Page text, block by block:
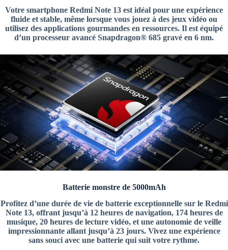
Votre smartphone Redmi Note 13 est idéal pour une expérience
fluide et stable, même lorsque vous jouez à des jeux vidéo ou
utilisez des applications gourmandes en ressources. Il est équipé
d’un processeur avancé Snapdragon® 685 gravé en 6 nm.
Batterie monstre de 5000mAh
Profitez d’une durée de vie de batterie exceptionnelle sur le Redmi
Note 13, offrant jusqu’à 12 heures de navigation, 174 heures de
musique, 20 heures de lecture vidéo, et une autonomie de veille
impressionnante allant jusqu’à 23 jours. Vivez une expérience
sans souci avec une batterie qui suit votre rythme.